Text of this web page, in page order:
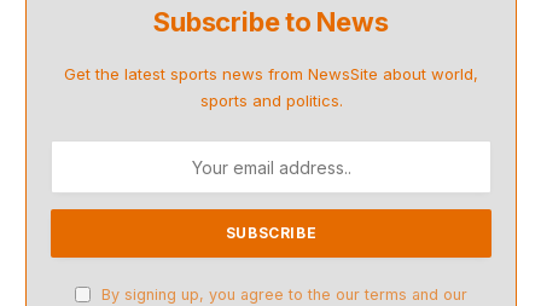
Subscribe to News
Get the latest sports news from NewsSite about world,
sports and politics.
By signing up, you agree to the our terms and our